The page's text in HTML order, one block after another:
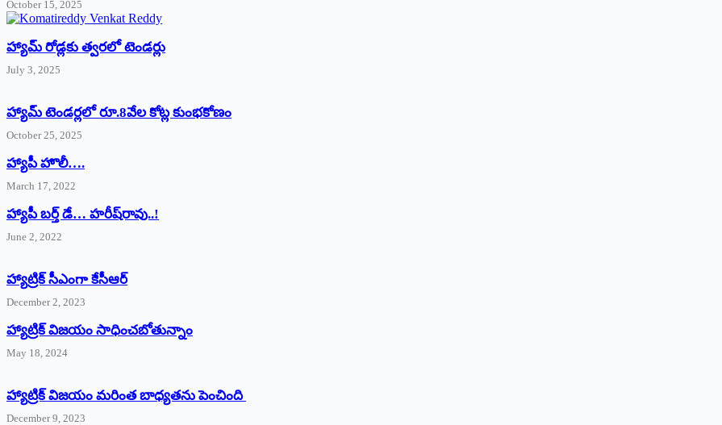
October 15, 2025
హ్యామ్‌ రోడ్లకు త్వరలో టెండర్లు
July 3, 2025
హ్యామ్‌ ‌టెండర్లలో రూ.8వేల కోట్ల కుంభకోణం
October 25, 2025
హ్యాపీ హొలీ….
March 17, 2022
హ్యాపీ బర్త్ ‌డే… హరీష్‌రావు..!
June 2, 2022
హ్యాట్రిక్‌ ‌సీఎంగా కేసీఆర్‌
December 2, 2023
హ్యాట్రిక్‌ విజయం సాధించబోతున్నాం
May 18, 2024
హ్యాట్రిక్ విజయం మరింత బాధ్యతను పెంచింది
December 9, 2023